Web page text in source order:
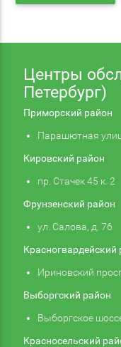
Центры
Петербург)
Приморский район
Парашютная
Кировский район
пр. Стачек 45 к. 2
Фрунзенский район
ул. Салова, д. 76
Красногвардейский
Ириновский
Выборгский район
Выборгское
Красносельский